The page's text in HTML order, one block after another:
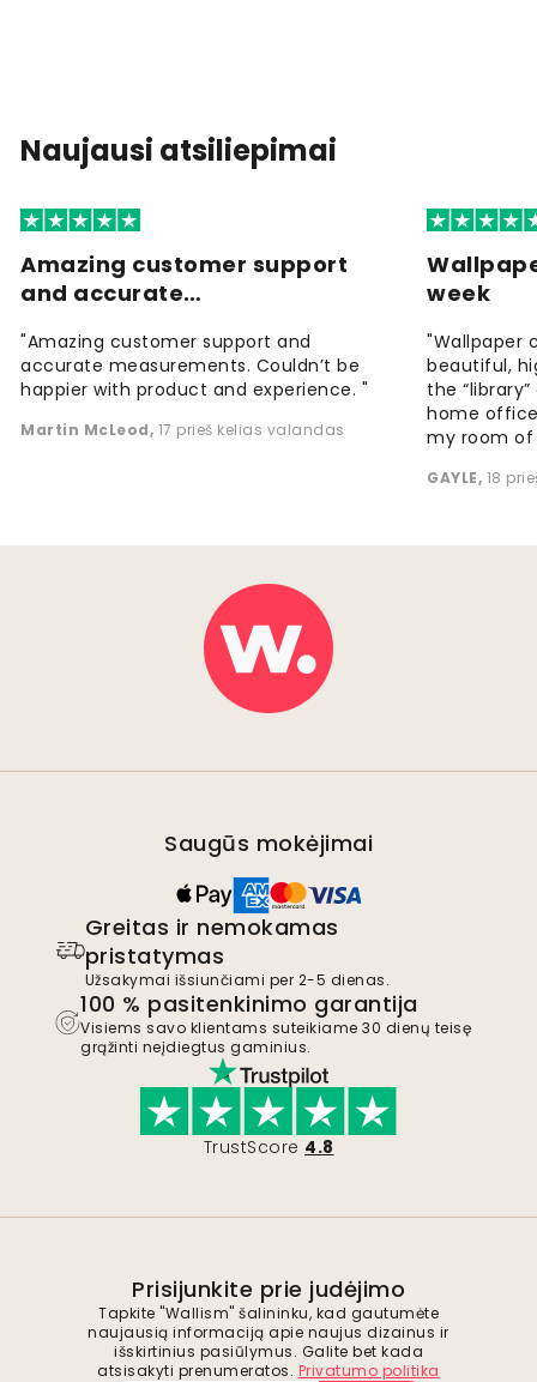
Naujausi atsiliepimai
Amazing customer support
and accurate…
"Amazing customer support and
accurate measurements. Couldn’t be
happier with product and experience. "
Martin McLeod, 17 prieš kelias valandas
week
"Wallpaper
beautiful,
the
home
my room of
GAYLE, 18
Saugūs mokėjimai
Greitas ir nemokamas
pristatymas
Užsakymai išsiunčiami per 2-5 dienas.
100 % pasitenkinimo garantija
Visiems savo klientams suteikiame 30 dienų teisę
grąžinti neįdiegtus gaminius.
TrustScore 4.8
Prisijunkite prie judėjimo
Tapkite "Wallism" šalininku, kad gautumėte
naujausią informaciją apie naujus dizainus ir
išskirtinius pasiūlymus. Galite bet kada
atsisakyti prenumeratos. Privatumo politika